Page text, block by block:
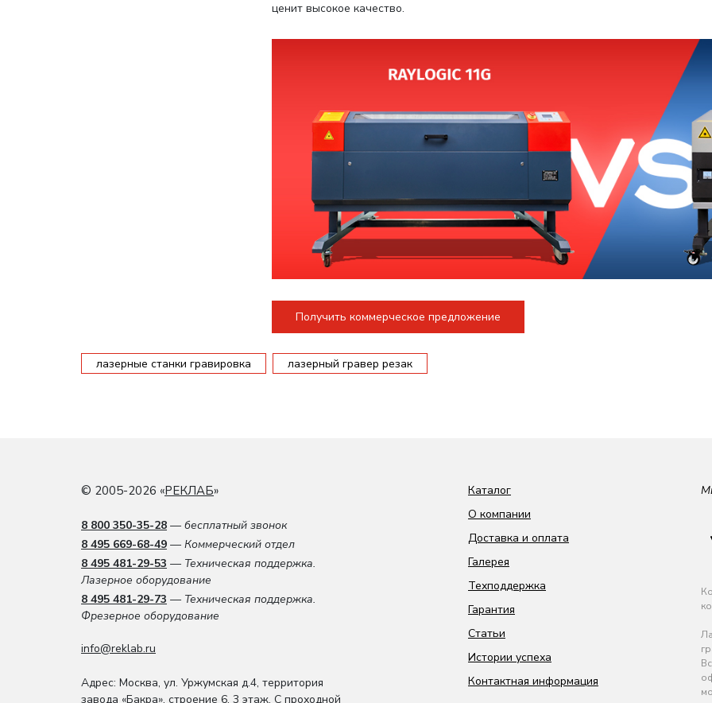
ценит высокое качество.
Получить коммерческое предложение
лазерные станки гравировка лазерный гравер резак
© 2005-2026 «РЕКЛАБ»
8 800 350-35-28 — бесплатный звонок
8 495 669-68-49 — Коммерческий отдел
8 495 481-29-53 — Техническая поддержка.
Лазерное оборудование
8 495 481-29-73 — Техническая поддержка.
Фрезерное оборудование
info@reklab.ru
Адрес: Москва, ул. Уржумская д.4, территория
завода «Бакра», строение 6, 3 этаж. С проходной
Каталог
О компании
Доставка и оплата
Галерея
Техподдержка
Гарантия
Статьи
Истории успеха
Контактная информация